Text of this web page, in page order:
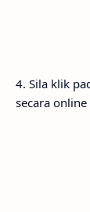
4. Sila klik
secara online